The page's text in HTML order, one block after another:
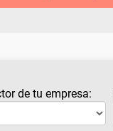
de tu empresa: